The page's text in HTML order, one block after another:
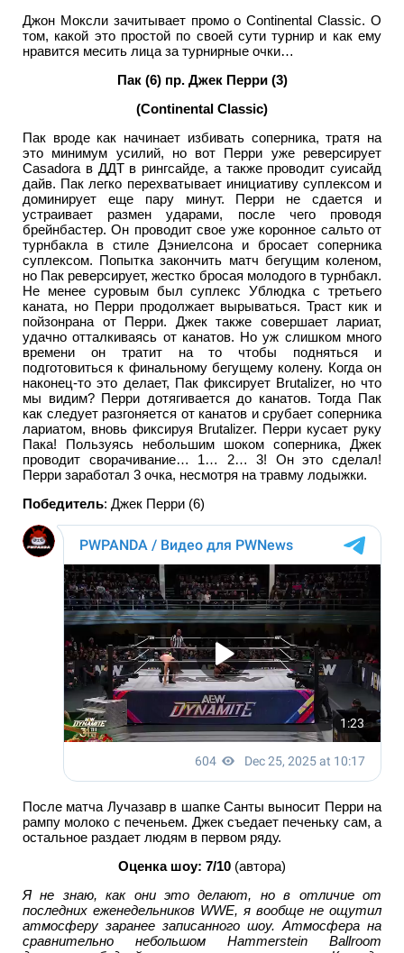
Джон Моксли зачитывает промо о Continental Classic. О
том, какой это простой по своей сути турнир и как ему
нравится месить лица за турнирные очки…
Пак (6) пр. Джек Перри (3)
(Continental Classic)
Пак вроде как начинает избивать соперника, тратя на
это минимум усилий, но вот Перри уже реверсирует
Casadora в ДДТ в рингсайде, а также проводит суисайд
дайв. Пак легко перехватывает инициативу суплексом и
доминирует еще пару минут. Перри не сдается и
устраивает размен ударами, после чего проводя
брейнбастер. Он проводит свое уже коронное сальто от
турнбакла в стиле Дэниелсона и бросает соперника
суплексом. Попытка закончить матч бегущим коленом,
но Пак реверсирует, жестко бросая молодого в турнбакл.
Не менее суровым был суплекс Ублюдка с третьего
каната, но Перри продолжает вырываться. Траст кик и
пойзонрана от Перри. Джек также совершает лариат,
удачно отталкиваясь от канатов. Но уж слишком много
времени он тратит на то чтобы подняться и
подготовиться к финальному бегущему колену. Когда он
наконец-то это делает, Пак фиксирует Brutalizer, но что
мы видим? Перри дотягивается до канатов. Тогда Пак
как следует разгоняется от канатов и срубает соперника
лариатом, вновь фиксируя Brutalizer. Перри кусает руку
Пака! Пользуясь небольшим шоком соперника, Джек
проводит сворачивание… 1… 2… 3! Он это сделал!
Перри заработал 3 очка, несмотря на травму лодыжки.
Победитель: Джек Перри (6)
После матча Лучазавр в шапке Санты выносит Перри на
рампу молоко с печеньем. Джек съедает печеньку сам, а
остальное раздает людям в первом ряду.
Оценка шоу: 7/10 (автора)
Я не знаю, как они это делают, но в отличие от
последних еженедельников WWE, я вообще не ощутил
атмосферу заранее записанного шоу. Атмосфера на
сравнительно небольшом Hammerstein Ballroom